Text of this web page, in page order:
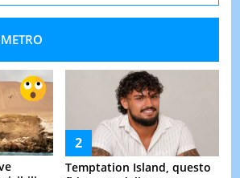
Temptation Island, questo